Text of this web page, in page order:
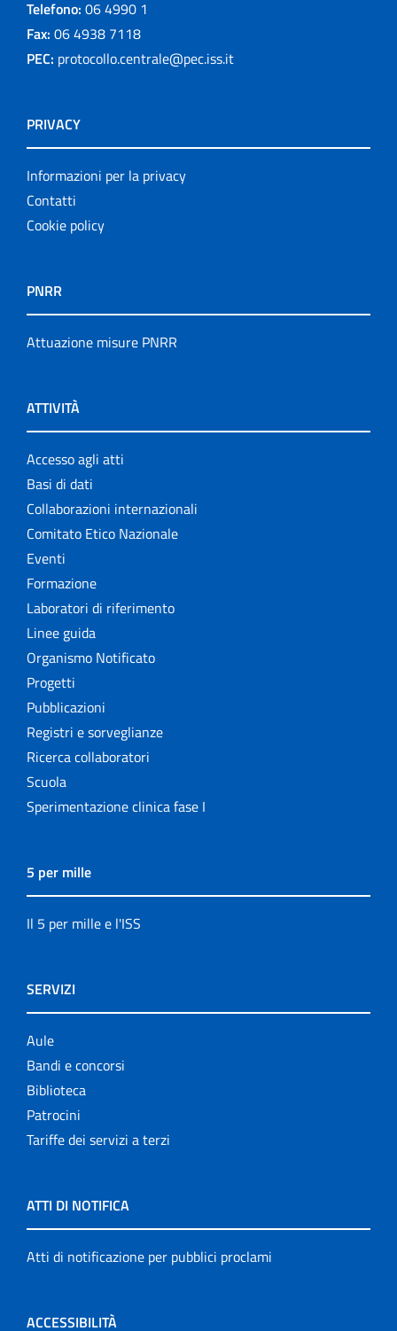
Telefono: 06 4990 1
Fax: 06 4938 7118
PEC: protocollo.centrale@pec.iss.it
PRIVACY
Informazioni per la privacy
Contatti
Cookie policy
PNRR
Attuazione misure PNRR
ATTIVITÀ
Accesso agli atti
Basi di dati
Collaborazioni internazionali
Comitato Etico Nazionale
Eventi
Formazione
Laboratori di riferimento
Linee guida
Organismo Notificato
Progetti
Pubblicazioni
Registri e sorveglianze
Ricerca collaboratori
Scuola
Sperimentazione clinica fase I
5 per mille
Il 5 per mille e l'ISS
SERVIZI
Aule
Bandi e concorsi
Biblioteca
Patrocini
Tariffe dei servizi a terzi
ATTI DI NOTIFICA
Atti di notificazione per pubblici proclami
ACCESSIBILITÀ